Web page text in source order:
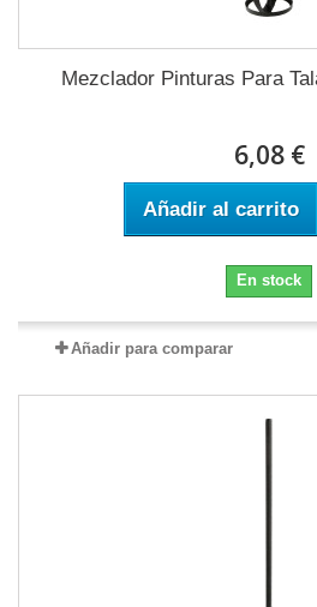
Mezclador Pinturas Para
6,08 €
Añadir al carrito
En stock
Añadir para comparar